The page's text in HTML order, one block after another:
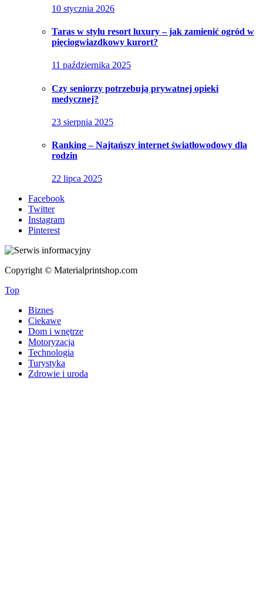
10 stycznia 2026
Taras w stylu resort luxury – jak zamienić ogród w
pięciogwiazdkowy kurort?
11 października 2025
Czy seniorzy potrzebują prywatnej opieki
medycznej?
23 sierpnia 2025
Ranking – Najtańszy internet światłowodowy dla
rodzin
22 lipca 2025
Facebook
Twitter
Instagram
Pinterest
Copyright © Materialprintshop.com
Top
Biznes
Ciekawe
Dom i wnętrze
Motoryzacja
Technologia
Turystyka
Zdrowie i uroda